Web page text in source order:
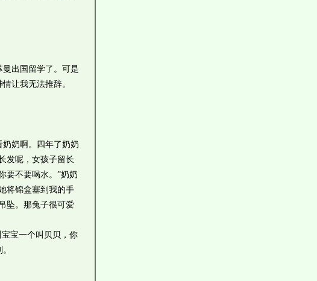
出国留学了。可是
让我无法推辞。
奶啊。四年了奶奶
发呢，女孩子留长
要不要喝水。”奶奶
将锦盒塞到我的手
坠。那兔子很可爱
宝一个叫贝贝，你